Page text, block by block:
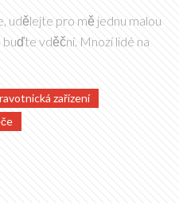
udělejte pro mě jednu malou
vděční. Mnozí lidé na
zařízení